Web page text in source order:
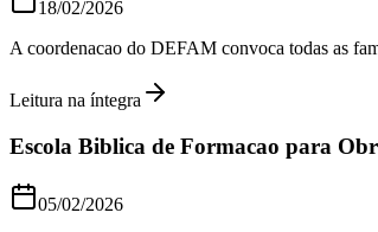
18/02/2026
A coordenacao do DEFAM convoca todas as
Leitura na íntegra
Escola Biblica de Formacao para
05/02/2026